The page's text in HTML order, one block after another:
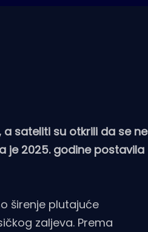
sateliti su otkrili da se ne
je 2025. godine postavila
širenje plutajuće
zaljeva. Prema